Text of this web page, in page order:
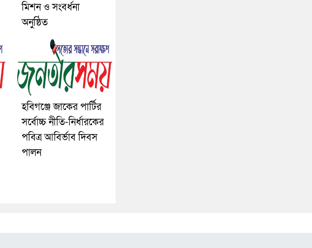
মিশন ও সংবর্ধনা
অনুষ্ঠিত
হবিগঞ্জে জাকের পার্টির
সর্বোচ্চ নীতি-নির্ধারকের
পবিত্র আবির্ভাব দিবস
পালন